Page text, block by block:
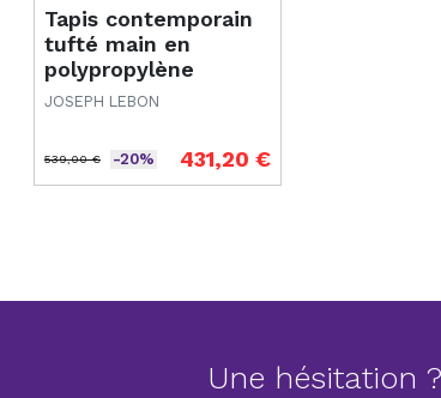
Tapis contemporain
tufté main en
polypropylène
recyclé terracotta
JOSEPH LEBON
Prix de base
539,00 €
Prix -20% 431,20 €
Une hésitation